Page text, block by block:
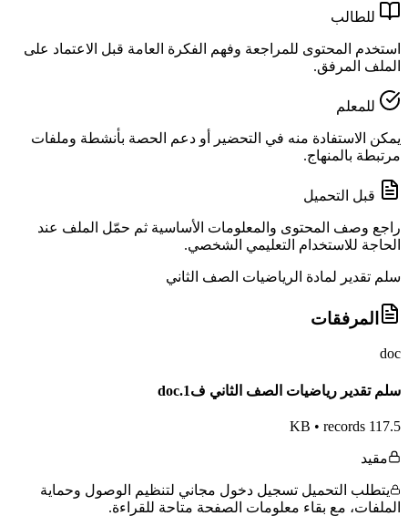
للطالب
استخدم المحتوى للمراجعة وفهم الفكرة العامة قبل الاعتماد على
الملف المرفق.
للمعلم
يمكن الاستفادة منه في التحضير أو دعم الحصة بأنشطة وملفات
مرتبطة بالمنهاج.
قبل التحميل
راجع وصف المحتوى والمعلومات الأساسية ثم حمّل الملف عند
الحاجة للاستخدام التعليمي الشخصي.
سلم تقدير لمادة الرياضيات الصف الثاني
المرفقات
doc
سلم تقدير رياضيات الصف الثاني ف1.doc
117.5 KB
• records
مقيد
يتطلب التحميل تسجيل دخول مجاني لتنظيم الوصول وحماية
الملفات، مع بقاء معلومات الصفحة متاحة للقراءة.